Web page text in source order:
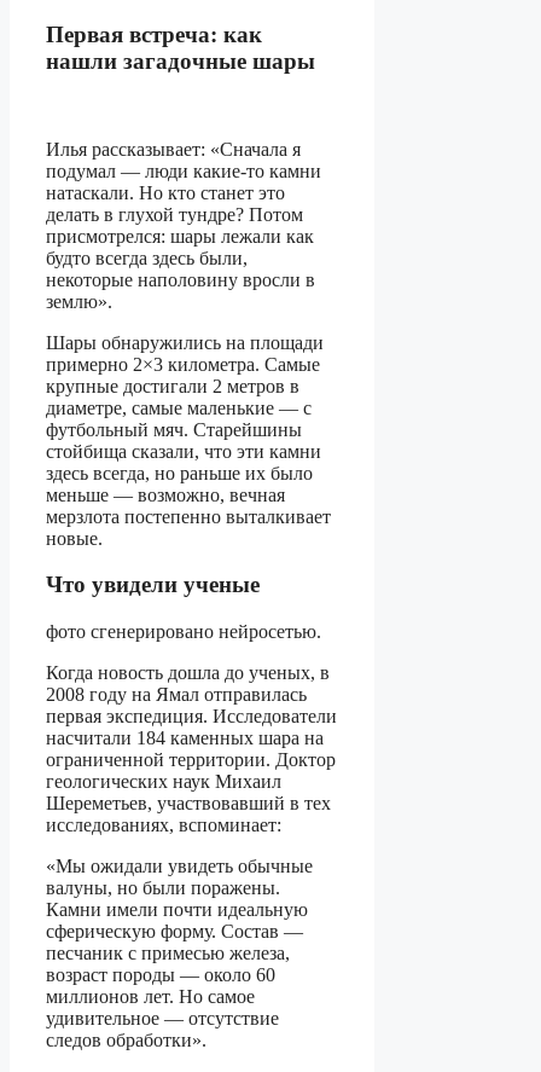
Первая встреча: как
нашли загадочные шары
Илья рассказывает: «Сначала я
подумал — люди какие-то камни
натаскали. Но кто станет это
делать в глухой тундре? Потом
присмотрелся: шары лежали как
будто всегда здесь были,
некоторые наполовину вросли в
землю».
Шары обнаружились на площади
примерно 2×3 километра. Самые
крупные достигали 2 метров в
диаметре, самые маленькие — с
футбольный мяч. Старейшины
стойбища сказали, что эти камни
здесь всегда, но раньше их было
меньше — возможно, вечная
мерзлота постепенно выталкивает
новые.
Что увидели ученые
фото сгенерировано нейросетью.
Когда новость дошла до ученых, в
2008 году на Ямал отправилась
первая экспедиция. Исследователи
насчитали 184 каменных шара на
ограниченной территории. Доктор
геологических наук Михаил
Шереметьев, участвовавший в тех
исследованиях, вспоминает:
«Мы ожидали увидеть обычные
валуны, но были поражены.
Камни имели почти идеальную
сферическую форму. Состав —
песчаник с примесью железа,
возраст породы — около 60
миллионов лет. Но самое
удивительное — отсутствие
следов обработки».